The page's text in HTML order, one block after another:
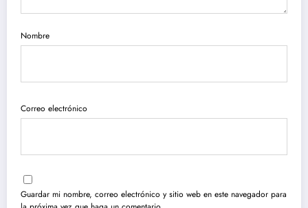
Nombre
Correo electrónico
Guardar mi nombre, correo electrónico y sitio web en este navegador para